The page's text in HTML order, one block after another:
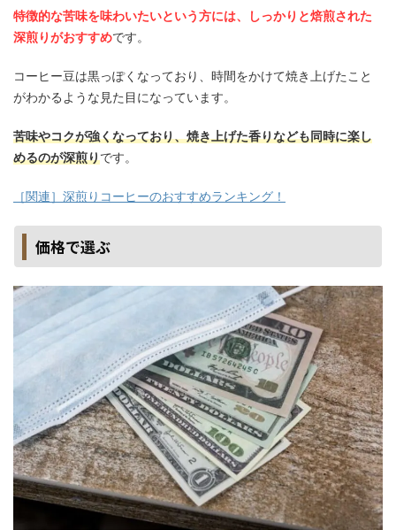
特徴的な苦味を味わいたいという方には、しっかりと焙煎された
深煎りがおすすめです。
コーヒー豆は黒っぽくなっており、時間をかけて焼き上げたこと
がわかるような見た目になっています。
苦味やコクが強くなっており、焼き上げた香りなども同時に楽し
めるのが深煎りです。
［関連］深煎りコーヒーのおすすめランキング！
価格で選ぶ